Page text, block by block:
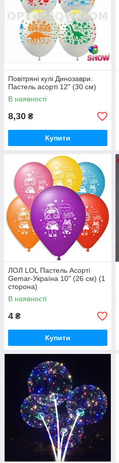
Повітряні кулі Динозаври.
Пастель асорті 12" (30 см)
В наявності
8,30 ₴
Купити
ЛОЛ LOL Пастель Асорті
Gemar-Україна 10" (26 см) (1
сторона)
В наявності
4 ₴
Купити